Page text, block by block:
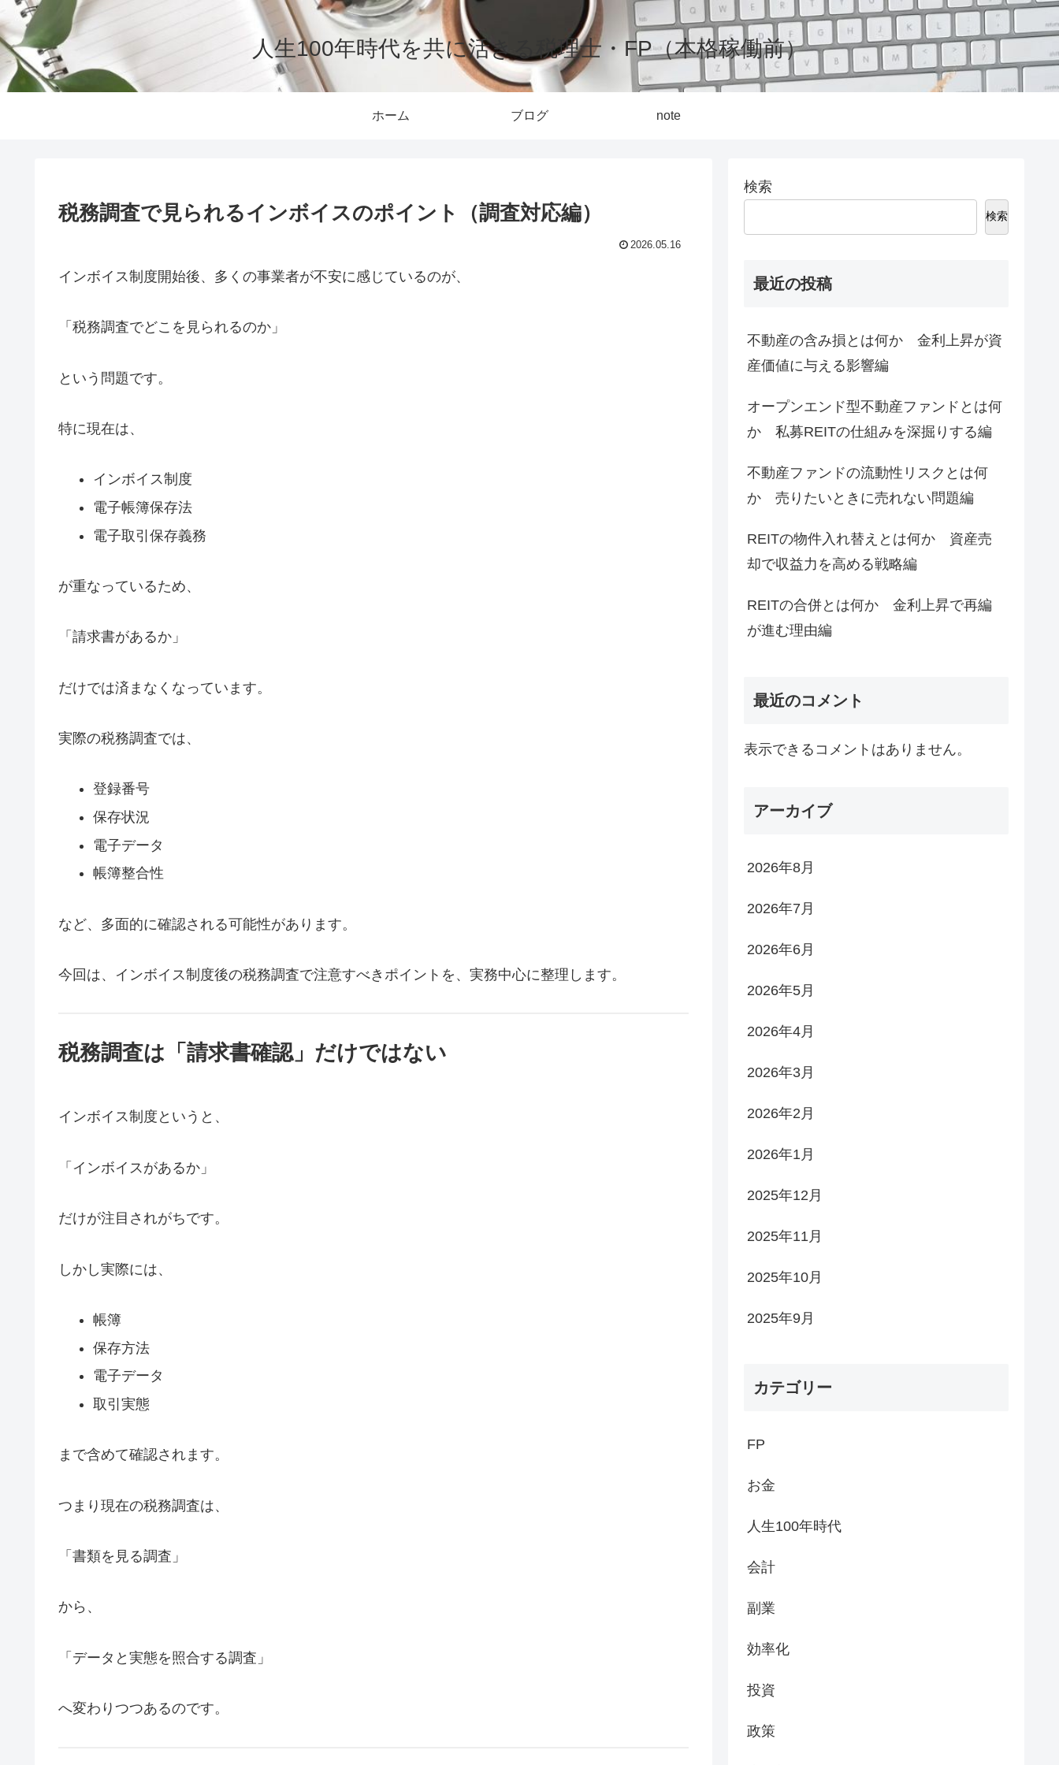
人生100年時代を共に活きる税理士・FP（本格稼働前）
ホーム ブログ note
税務調査で見られるインボイスのポイント（調査対応編）
2026.05.16
インボイス制度開始後、多くの事業者が不安に感じているのが、
「税務調査でどこを見られるのか」
という問題です。
特に現在は、
インボイス制度
電子帳簿保存法
電子取引保存義務
が重なっているため、
「請求書があるか」
だけでは済まなくなっています。
実際の税務調査では、
登録番号
保存状況
電子データ
帳簿整合性
など、多面的に確認される可能性があります。
今回は、インボイス制度後の税務調査で注意すべきポイントを、実務中心に整理します。
税務調査は「請求書確認」だけではない
インボイス制度というと、
「インボイスがあるか」
だけが注目されがちです。
しかし実際には、
帳簿
保存方法
電子データ
取引実態
まで含めて確認されます。
つまり現在の税務調査は、
「書類を見る調査」
から、
「データと実態を照合する調査」
へ変わりつつあるのです。
検索
検索
最近の投稿
不動産の含み損とは何か 金利上昇が資
産価値に与える影響編
オープンエンド型不動産ファンドとは何
か 私募REITの仕組みを深掘りする編
不動産ファンドの流動性リスクとは何
か 売りたいときに売れない問題編
REITの物件入れ替えとは何か 資産売
却で収益力を高める戦略編
REITの合併とは何か 金利上昇で再編
が進む理由編
最近のコメント
表示できるコメントはありません。
アーカイブ
2026年8月
2026年7月
2026年6月
2026年5月
2026年4月
2026年3月
2026年2月
2026年1月
2025年12月
2025年11月
2025年10月
2025年9月
カテゴリー
FP
お金
人生100年時代
会計
副業
効率化
投資
政策